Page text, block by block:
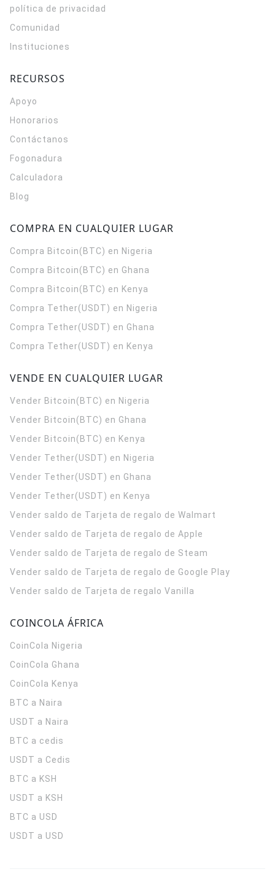
política de privacidad
Comunidad
Instituciones
RECURSOS
Apoyo
Honorarios
Contáctanos
Fogonadura
Calculadora
Blog
COMPRA EN CUALQUIER LUGAR
Compra Bitcoin(BTC) en Nigeria
Compra Bitcoin(BTC) en Ghana
Compra Bitcoin(BTC) en Kenya
Compra Tether(USDT) en Nigeria
Compra Tether(USDT) en Ghana
Compra Tether(USDT) en Kenya
VENDE EN CUALQUIER LUGAR
Vender Bitcoin(BTC) en Nigeria
Vender Bitcoin(BTC) en Ghana
Vender Bitcoin(BTC) en Kenya
Vender Tether(USDT) en Nigeria
Vender Tether(USDT) en Ghana
Vender Tether(USDT) en Kenya
Vender saldo de Tarjeta de regalo de Walmart
Vender saldo de Tarjeta de regalo de Apple
Vender saldo de Tarjeta de regalo de Steam
Vender saldo de Tarjeta de regalo de Google Play
Vender saldo de Tarjeta de regalo Vanilla
COINCOLA ÁFRICA
CoinCola Nigeria
CoinCola Ghana
CoinCola Kenya
BTC a Naira
USDT a Naira
BTC a cedis
USDT a Cedis
BTC a KSH
USDT a KSH
BTC a USD
USDT a USD